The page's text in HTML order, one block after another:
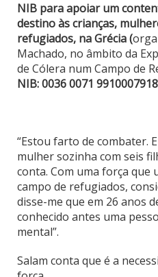
NIB para apoiar um
destino às crianças,
refugiados, na Grécia (
Machado, no âmbito da
de Cólera num Campo de
NIB: 0036 0071
“Estou farto de combater.
mulher sozinha com seis
conta. Com uma força que
campo de refugiados,
disse-me que em 26 anos
conhecido antes uma
mental”.
Salam conta que é a